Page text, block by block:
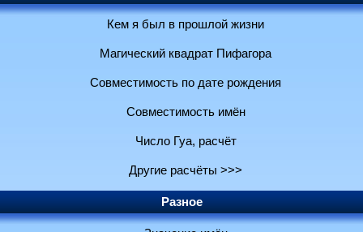
Кем я был в прошлой жизни
Магический квадрат Пифагора
Совместимость по дате рождения
Совместимость имён
Число Гуа, расчёт
Другие расчёты >>>
Разное